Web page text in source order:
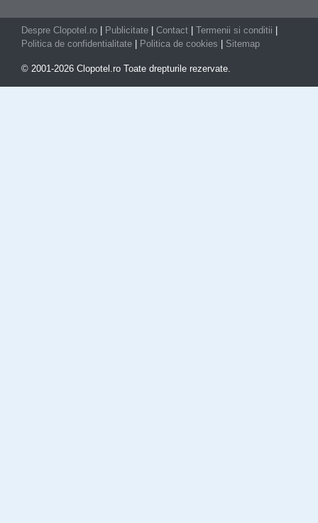
Despre Clopotel.ro Publicitate Contact Termenii si conditii
Politica de confidentialitate
Politica de cookies Sitemap
© 2001-2026 Clopotel.ro Toate drepturile rezervate.